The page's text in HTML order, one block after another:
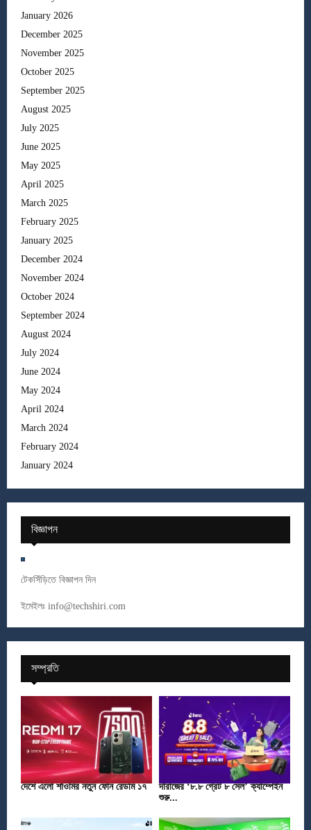
January 2026
December 2025
November 2025
October 2025
September 2025
August 2025
July 2025
June 2025
May 2025
April 2025
March 2025
February 2025
January 2025
December 2024
November 2024
October 2024
September 2024
August 2024
July 2024
June 2024
May 2024
April 2024
March 2024
February 2024
January 2024
বিজ্ঞাপন
টেকসিঁড়িতে বিজ্ঞাপন দিন
ইমেইলঃ info@techshiri.com
সম্প্রতি
দেশে এলো শাওমির নতুন ফোন রেডমি ১৭
দারাজের ‘৮.৮ গ্রেট ৮ সেল’ ক্যাম্পেইন
শুরু...